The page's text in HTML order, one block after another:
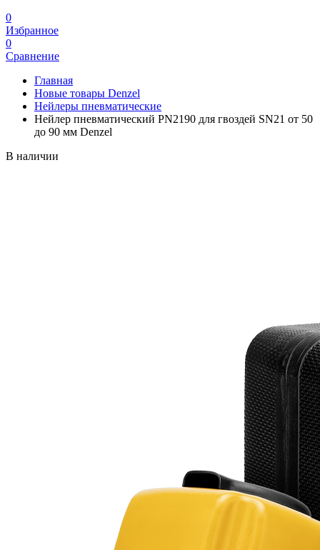
0
Избранное
0
Сравнение
Главная
Новые товары Denzel
Нейлеры пневматические
Нейлер пневматический PN2190 для гвоздей SN21 от 50
до 90 мм Denzel
В наличии